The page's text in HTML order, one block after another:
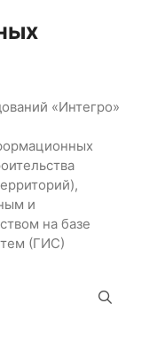
«Интегро»
и
на базе
(ГИС)